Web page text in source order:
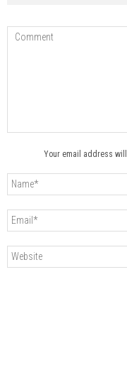
Your email address